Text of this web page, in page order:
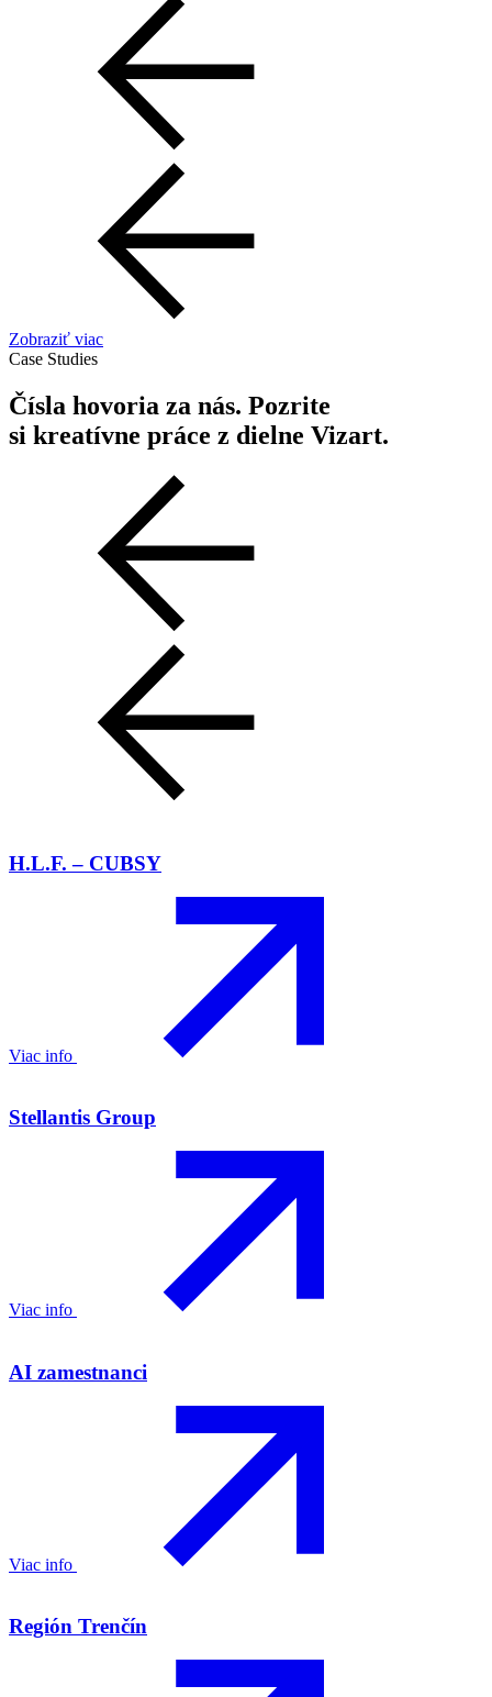
Zobraziť viac
Case Studies
Čísla hovoria za nás. Pozrite
si kreatívne práce z dielne Vizart.
H.L.F. – CUBSY
Viac info
Stellantis Group
Viac info
AI zamestnanci
Viac info
Región Trenčín